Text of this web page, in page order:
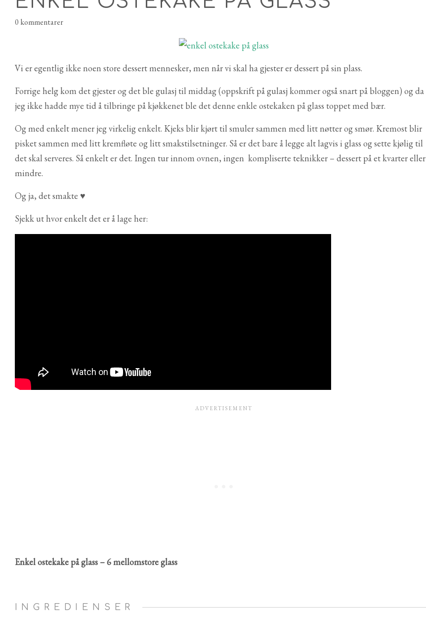
0 kommentarer
Vi er egentlig ikke noen store dessert mennesker, men når vi skal ha gjester er dessert på sin plass.
Forrige helg kom det gjester og det ble gulasj til middag (oppskrift på gulasj kommer også snart på bloggen) og da
jeg ikke hadde mye tid å tilbringe på kjøkkenet ble det denne enkle ostekaken på glass toppet med bær.
Og med enkelt mener jeg virkelig enkelt. Kjeks blir kjørt til smuler sammen med litt nøtter og smør. Kremost blir
pisket sammen med litt kremfløte og litt smakstilsetninger. Så er det bare å legge alt lagvis i glass og sette kjølig til
det skal serveres. Så enkelt er det. Ingen tur innom ovnen, ingen kompliserte teknikker – dessert på et kvarter eller
mindre.
Og ja, det smakte ♥
Sjekk ut hvor enkelt det er å lage her:
Enkel ostekake på glass – 6 mellomstore glass
INGREDIENSER